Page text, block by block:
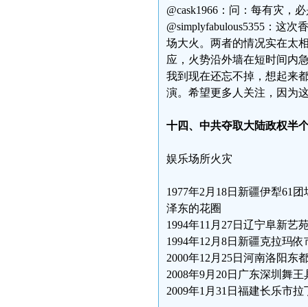
@cask1966：问：每有灾，
@simplyfabulous5355：这次
场大火。两者的情况实在太
应，火势沿外墙在短时间内
我到现在还忘不掉，想起来
演。希望更多人关注，因为
十四、中共夺取大陆政权半
娱乐场所火灾
1977年2月18日新疆伊犁61
泽东的花圈
1994年11月27日辽宁阜新艺
1994年12月8日新疆克拉玛
2000年12月25日河南洛阳东
2008年9月20日广东深圳舞
2009年1月31日福建长乐市